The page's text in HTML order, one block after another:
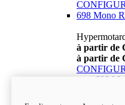
698 Mono
à partir de
à partir de
698